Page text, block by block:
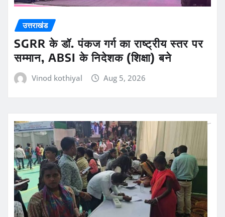
उत्तराखंड
SGRR के डॉ. पंकज गर्ग का राष्ट्रीय स्तर पर
सम्मान, ABSI के निदेशक (शिक्षा) बने
Vinod kothiyal Aug 5, 2026